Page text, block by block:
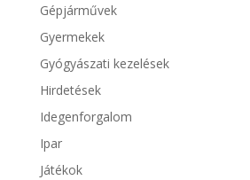
Gépjárművek
Gyermekek
Gyógyászati kezelések
Hirdetések
Idegenforgalom
Ipar
Játékok